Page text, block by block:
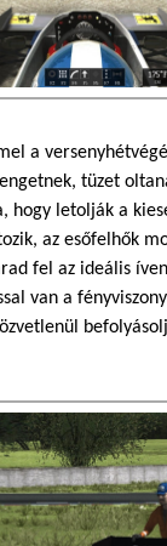
a
tüzet
hogy letolják a
az esőfelhők
fel az ideális
van a